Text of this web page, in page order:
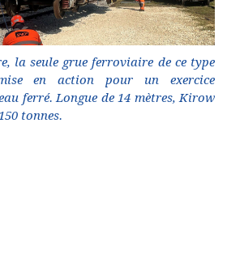
la seule grue ferroviaire de ce type
en action pour un exercice
ferré. Longue de 14 mètres, Kirow
tonnes.